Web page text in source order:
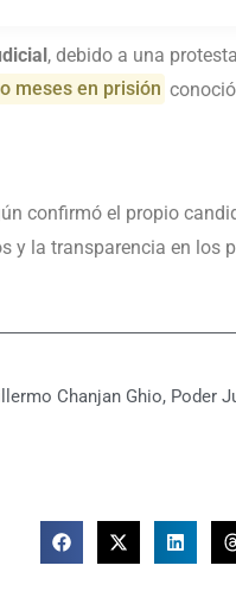
, debido a una
meses en prisión
confirmó el propio
y la transparencia en los
Chanjan Ghio, Poder